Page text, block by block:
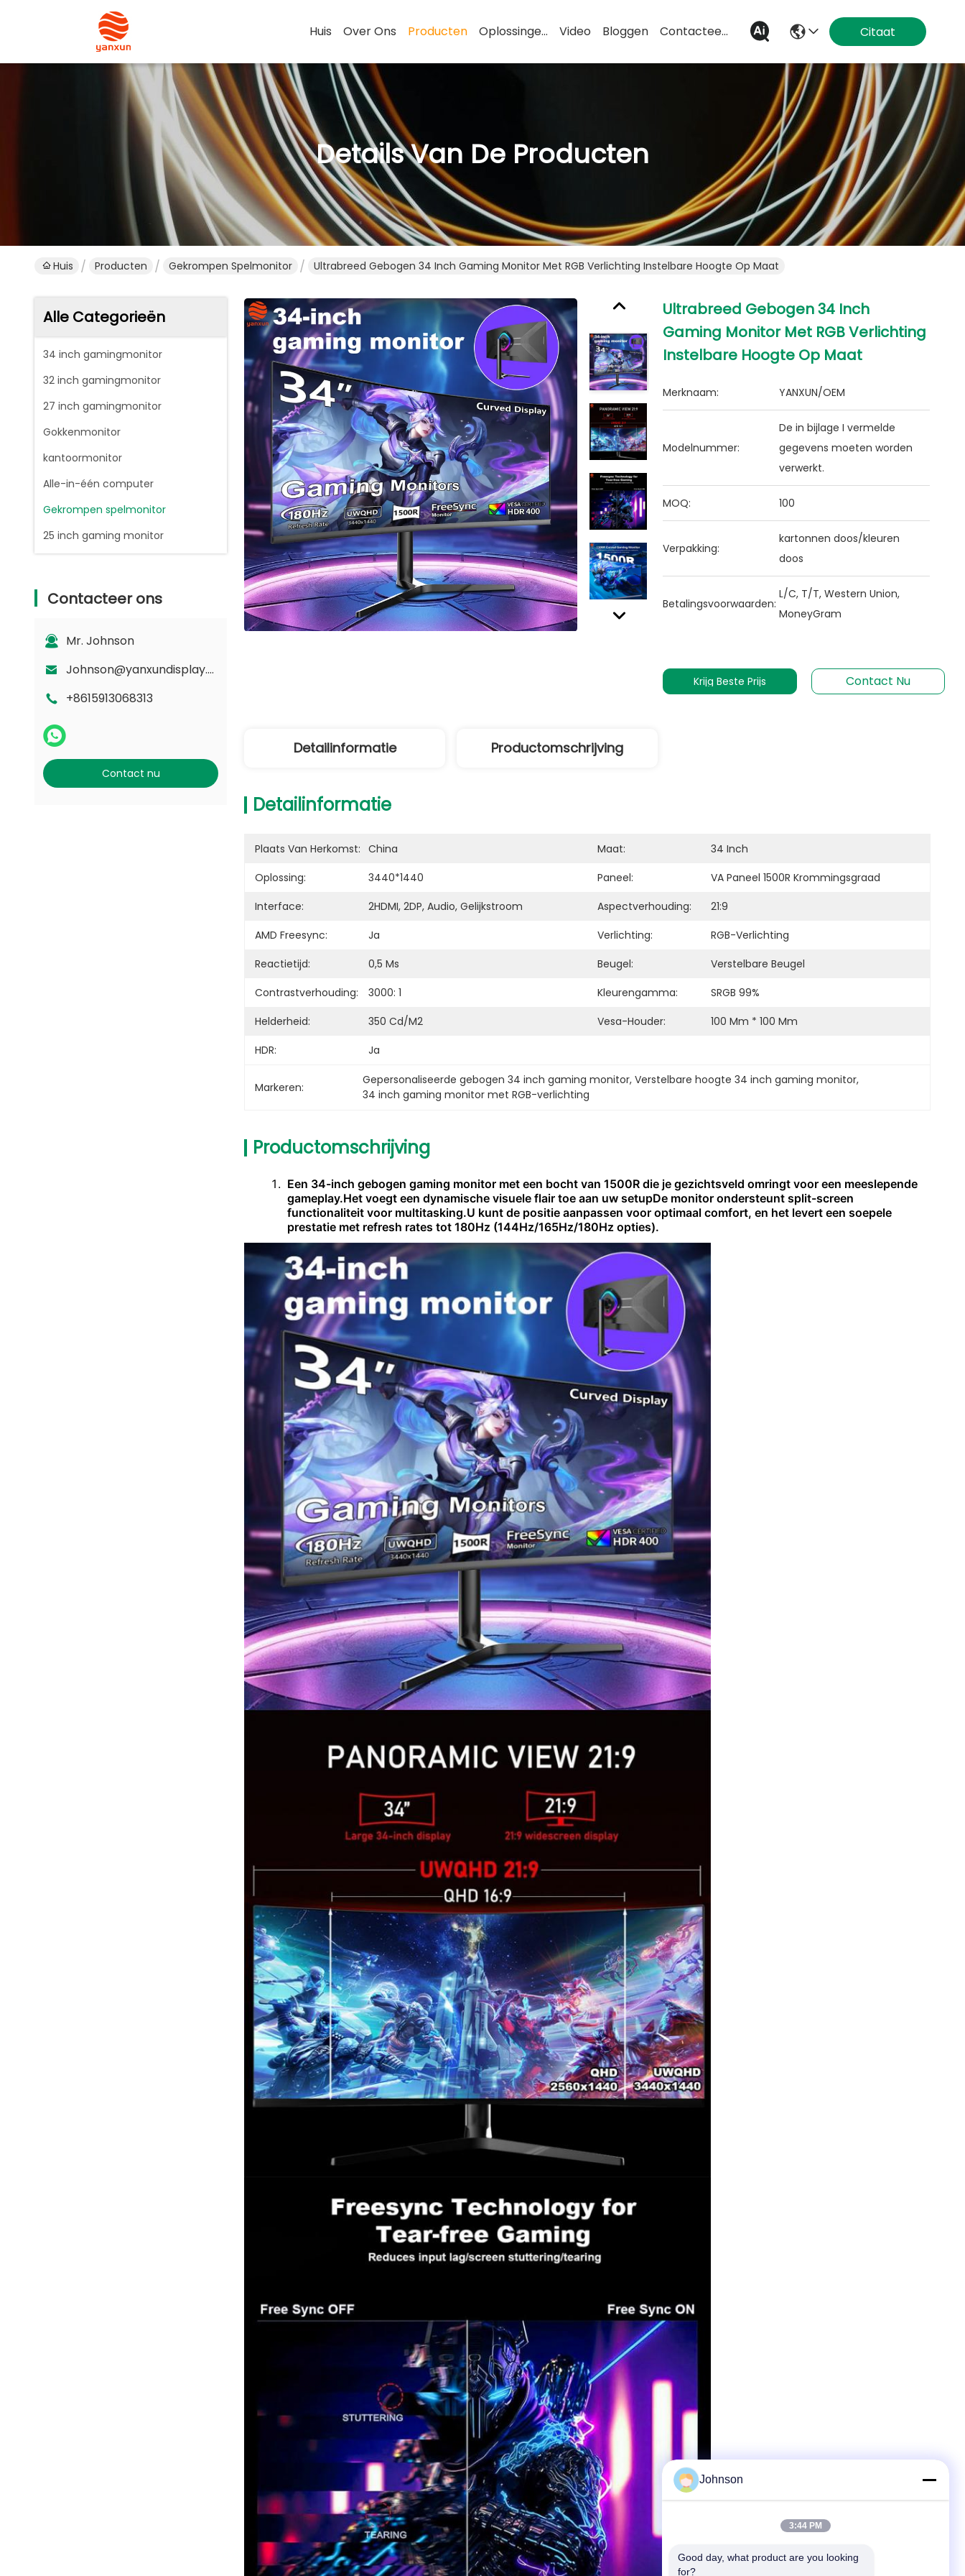
Huis Over Ons Producten Oplossingen Video Bloggen Contacteer Ons Citaat
Details Van De Producten
Huis Producten Gekrompen Spelmonitor Ultrabreed Gebogen 34 Inch Gaming Monitor Met RGB Verlichting Instelbare Hoogte Op Maat
Alle Categorieën
34 inch gamingmonitor
32 inch gamingmonitor
27 inch gamingmonitor
Gokkenmonitor
kantoormonitor
Alle-in-één computer
Gekrompen spelmonitor
25 inch gaming monitor
Contacteer ons
Mr. Johnson
Johnson@yanxundisplay.com
+8615913068313
Contact nu
Ultrabreed Gebogen 34 Inch
Gaming Monitor Met RGB Verlichting
Instelbare Hoogte Op Maat
Merknaam: YANXUN/OEM
Modelnummer:
De in bijlage I vermelde
gegevens moeten worden
verwerkt.
MOQ: 100
Verpakking:
kartonnen doos/kleuren
doos
Betalingsvoorwaarden:
L/C, T/T, Western Union,
MoneyGram
Krijg Beste Prijs Contact Nu
Detailinformatie Productomschrijving
Detailinformatie
Plaats Van Herkomst: China Maat:
34 Inch
Oplossing:
3440*1440 Paneel:
VA Paneel 1500R Krommingsgraad
Interface:
2HDMI, 2DP, Audio, Gelijkstroom Aspectverhouding:
21:9
AMD Freesync:
Ja Verlichting:
RGB-Verlichting
Reactietijd:
0,5 Ms Beugel:
Verstelbare Beugel
Contrastverhouding:
3000: 1 Kleurengamma:
SRGB 99%
Helderheid:
350 Cd/m2 Vesa-Houder:
100 Mm * 100 Mm
HDR:
Ja
Markeren:
Gepersonaliseerde gebogen 34 inch gaming monitor, Verstelbare hoogte 34 inch gaming monitor,
34 inch gaming monitor met RGB-verlichting
Productomschrijving
Een 34-inch gebogen gaming monitor met een bocht van 1500R die je gezichtsveld omringt voor een meeslepende
gameplay.Het voegt een dynamische visuele flair toe aan uw setupDe monitor ondersteunt split-screen
functionaliteit voor multitasking.U kunt de positie aanpassen voor optimaal comfort, en het levert een soepele
prestatie met refresh rates tot 180Hz (144Hz/165Hz/180Hz opties).
Johnson
3:44 PM
Good day, what product are you looking
for?